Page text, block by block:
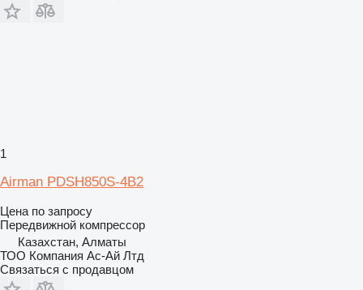
1
Airman PDSH850S-4B2
Цена по запросу
Передвижной компрессор
Казахстан, Алматы
ТОО Компания Ас-Ай Лтд
Связаться с продавцом